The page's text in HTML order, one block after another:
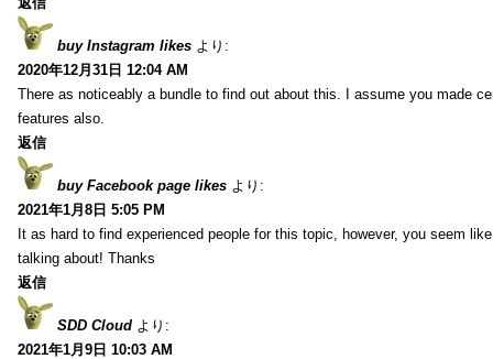
buy Instagram likes より:
2020年12月31日 12:04 AM
There as noticeably a bundle to find out about this. I assume you made
features also.
返信
buy Facebook page likes より:
2021年1月8日 5:05 PM
It as hard to find experienced people for this topic, however, you seem
talking about! Thanks
返信
SDD Cloud より:
2021年1月9日 10:03 AM